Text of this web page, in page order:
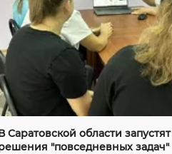
Саратовской области
"повседневных задач"